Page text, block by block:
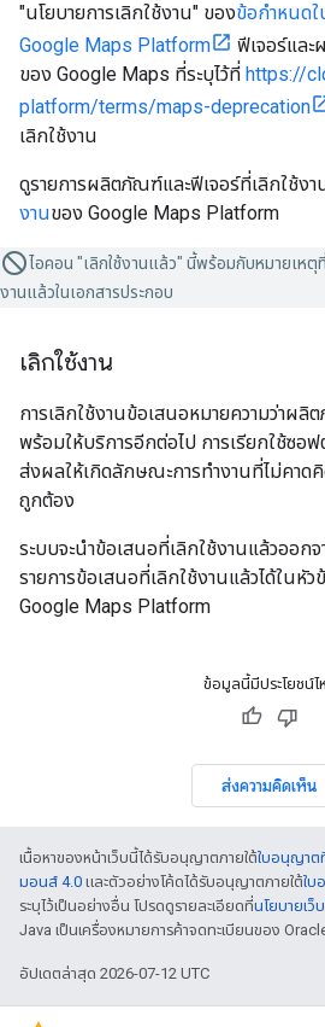
"นโยบายการเลิกใช้งาน" ของข้อกำหนดใ
Google Maps Platform
ฟีเจอร์แล
ของ Google Maps ที่ระบุไว้ที่ https://
platform/terms/maps-deprecation
เลิกใช้งาน
ดูรายการผลิตภัณฑ์และฟีเจอร์ที่เลิกใช้งา
งานของ Google Maps Platform
ไอคอน "เลิกใช้งานแล้ว" นี้พร้อมกับหมายเหตุ
งานแล้วในเอกสารประกอบ
เลิกใช้งาน
การเลิกใช้งานข้อเสนอหมายความว่าผ
พร้อมให้บริการอีกต่อไป การเรียกใช้ซอฟ
ส่งผลให้เกิดลักษณะการทำงานที่ไม่คาด
ถูกต้อง
ระบบจะนำข้อเสนอที่เลิกใช้งานแล้วออก
รายการข้อเสนอที่เลิกใช้งานแล้วได้ในหัว
Google Maps Platform
ข้อมูลนี้มีประโยชน์ไ
ส่งความคิดเห็น
เนื้อหาของหน้าเว็บนี้ได้รับอนุญาตภายใต้ใบอนุญาต
มอนส์ 4.0 และตัวอย่างโค้ดได้รับอนุญาตภายใต้ใบ
ระบุไว้เป็นอย่างอื่น โปรดดูรายละเอียดที่นโยบายเว็
Java เป็นเครื่องหมายการค้าจดทะเบียนของ
อัปเดตล่าสุด 2026-07-12 UTC